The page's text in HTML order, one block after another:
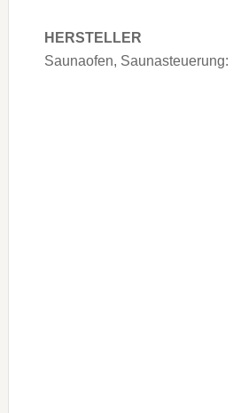
HERSTELLER
Saunaofen, Saunasteuerung: